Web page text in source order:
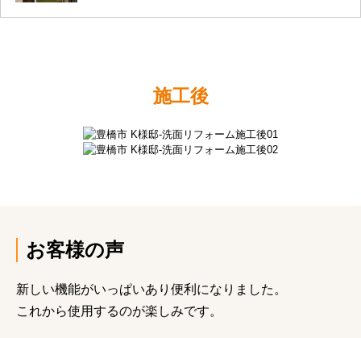
施工後
お客様の声
新しい機能がいっぱいあり便利になりました。
これから使用するのが楽しみです。